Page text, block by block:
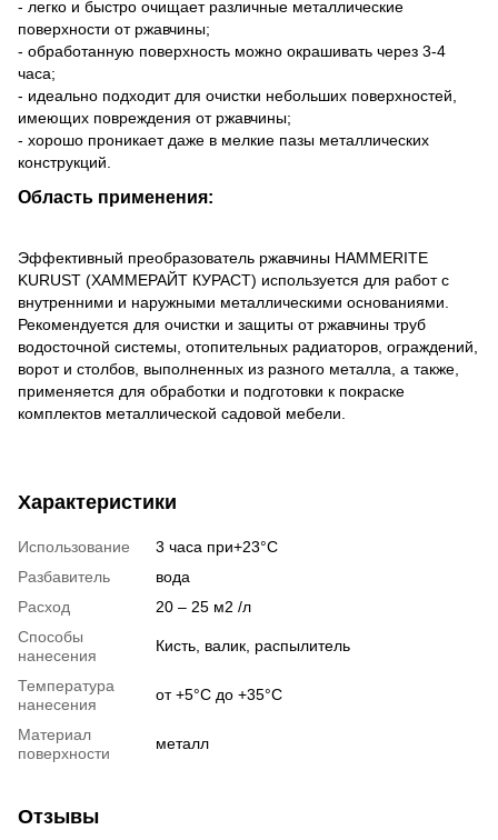
- легко и быстро очищает различные металлические
поверхности от ржавчины;
- обработанную поверхность можно окрашивать через 3-4
часа;
- идеально подходит для очистки небольших поверхностей,
имеющих повреждения от ржавчины;
- хорошо проникает даже в мелкие пазы металлических
конструкций.
Область применения:
Эффективный преобразователь ржавчины HAMMERITE
KURUST (ХАММЕРАЙТ КУРАСТ) используется для работ с
внутренними и наружными металлическими основаниями.
Рекомендуется для очистки и защиты от ржавчины труб
водосточной системы, отопительных радиаторов, ограждений,
ворот и столбов, выполненных из разного металла, а также,
применяется для обработки и подготовки к покраске
комплектов металлической садовой мебели.
Характеристики
Использование
3 часа при+23°C
Разбавитель
вода
Расход
20 – 25 м2 /л
Способы
нанесения
Кисть, валик, распылитель
Температура
нанесения
от +5°C до +35°C
Материал
поверхности
металл
Отзывы